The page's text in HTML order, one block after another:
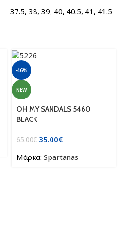
37.5, 38, 39, 40, 40.5, 41 , 41.5
-46%
NEW
OH MY SANDALS 5460
BLACK
65.00€ 35.00€
Μάρκα: Spartanas